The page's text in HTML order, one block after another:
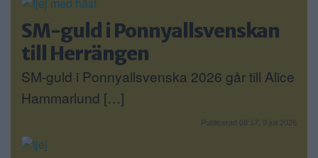
SM-guld i Ponnyallsvenskan
till Herrängen
SM-guld i Ponnyallsvenska 2026 går till Alice
Hammarlund […]
Publicerad 08:17, 9 juli 2026